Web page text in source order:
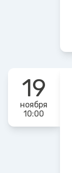
19
ноября
10:00